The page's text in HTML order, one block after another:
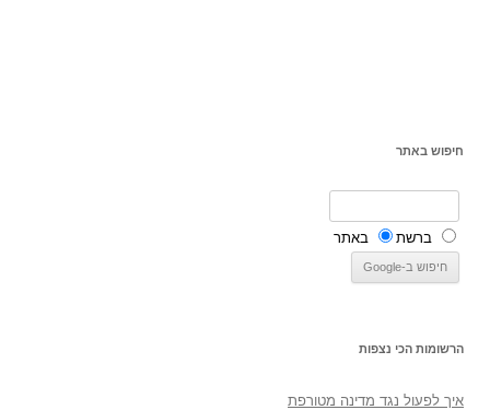
חיפוש באתר
ברשת באתר
הרשומות הכי נצפות
איך לפעול נגד מדינה מטורפת